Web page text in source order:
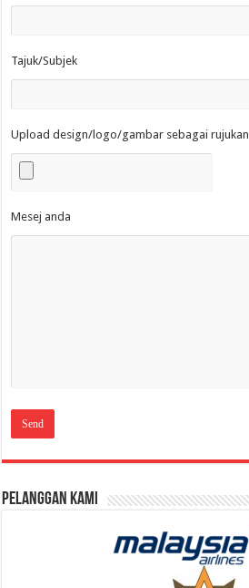
Tajuk/Subjek
Upload design/logo/gambar sebagai rujukan
Mesej anda
Pelanggan Kami